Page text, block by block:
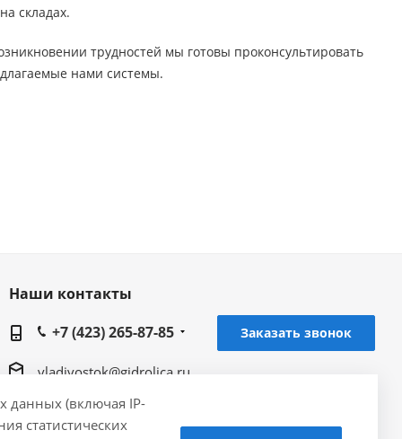
складах.
трудностей мы готовы проконсультировать
нами системы.
Наши контакты
+7 (423) 265-87-85
Заказать звонок
vladivostok@gidrolica.ru
Региональный представитель Gidrolica в г.
Владивосток, ул. Толстого, 41В, 3 этаж, офис 1
данных (включая IP-
статистических